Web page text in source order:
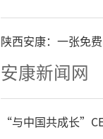
陕西安康：一张免
安康新闻网
“与中国共成长